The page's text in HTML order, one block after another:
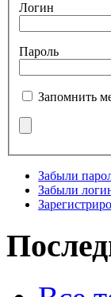
Логин
Пароль
Запомнить
Забыли
Забыли